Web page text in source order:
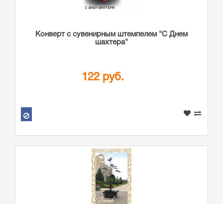
Конверт с сувенирным штемпелем "С Днем
шахтера"
122 руб.